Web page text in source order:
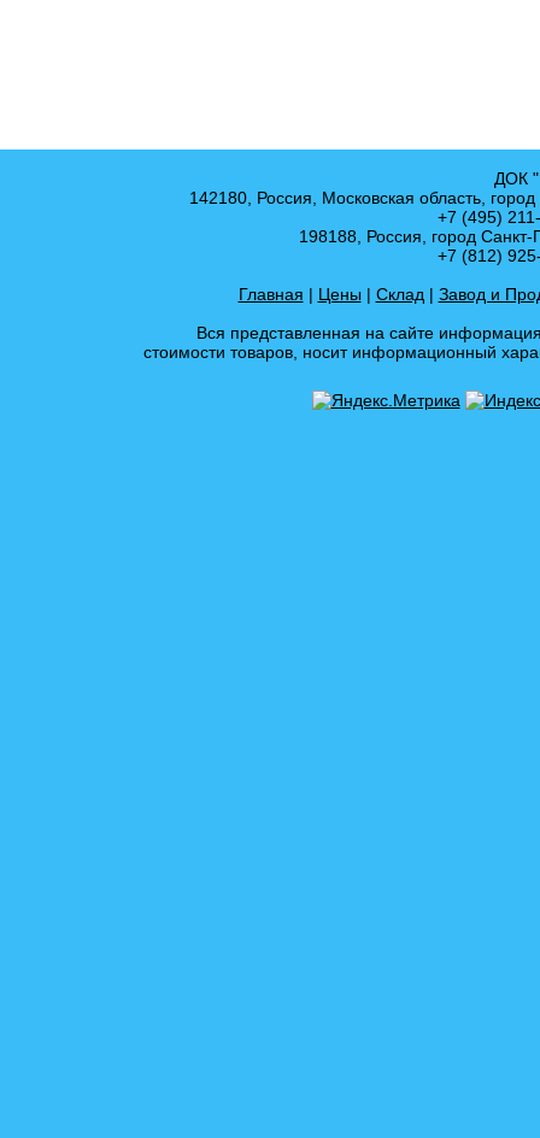
ДОК
142180, Россия, Московская область,
+7 (495)
198188, Россия, город
+7 (812)
Главная | Цены| Склад | Завод и
Вся представленная на сайте
стоимости товаров, носит информационный